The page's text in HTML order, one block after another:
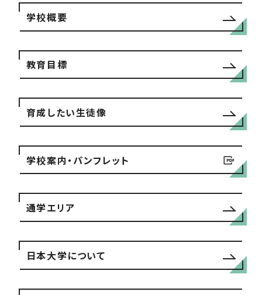
学校概要
教育目標
育成したい生徒像
学校案内・パンフレット
通学エリア
日本大学について